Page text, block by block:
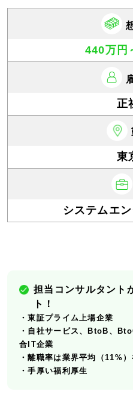
440万円
正
東
システムエ
担当コンサルタント
ト！
・東証プライム上場企業
・自社サービス、BtoB、
合IT企業
・離職率は業界平均（11%
・手厚い福利厚生